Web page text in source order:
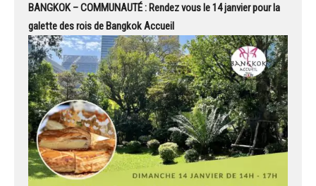
BANGKOK – COMMUNAUTÉ : Rendez vous le 14 janvier pour la
galette des rois de Bangkok Accueil